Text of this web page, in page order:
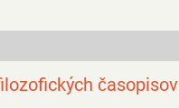
časopisov